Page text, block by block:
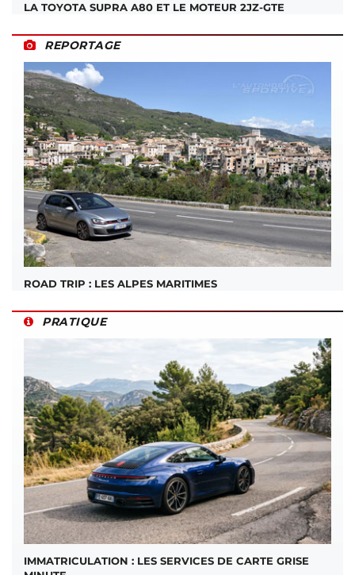
LA TOYOTA SUPRA A80 ET LE MOTEUR 2JZ-GTE
REPORTAGE
ROAD TRIP : LES ALPES MARITIMES
PRATIQUE
IMMATRICULATION : LES SERVICES DE CARTE GRISE